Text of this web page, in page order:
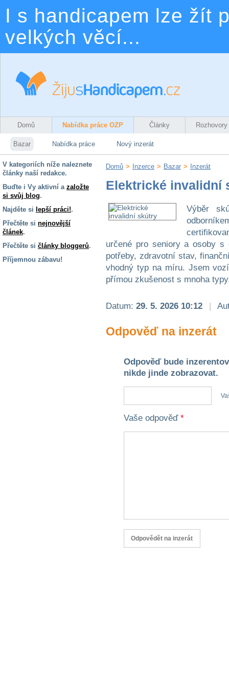
I s handicapem lze žít
velkých věcí...
Domů Nabídka práce OZP Články Rozhovory
Bazar Nabídka práce Nový inzerát
V kategoriích níže naleznete
články naší redakce.
Buďte i Vy aktivní a založte
si svůj blog.
Najděte si lepší práci!.
Přečtěte si nejnovější
článek.
Přečtěte si články bloggerů.
Příjemnou zábavu!
Domů > Inzerce > Bazar > Inzerát
Elektrické invalidní
Výběr
určené pro seniory a osoby s
potřeby, zdravotní stav,
vhodný typ na míru. Jsem
přímou zkušenost s mnoha
Datum: 29. 5. 2026 10:12 |
Odpověď na inzerát
Odpověď bude
nikde jinde zobrazovat.
Vaše odpověď *